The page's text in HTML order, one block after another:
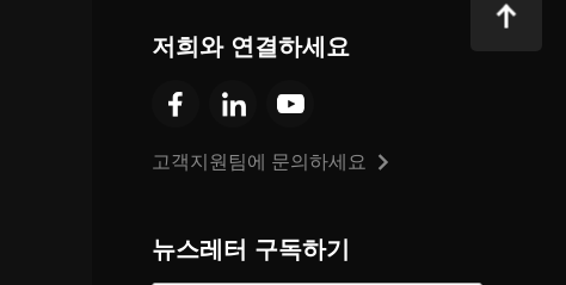
저희와 연결하세요
고객지원팀에 문의하세요
뉴스레터 구독하기